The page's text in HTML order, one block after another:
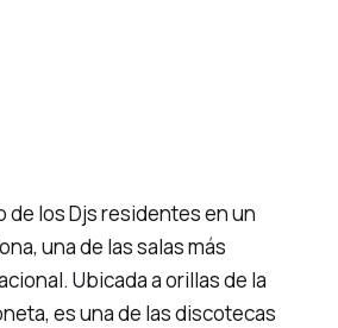
de los Djs residentes en un
una de las salas más
Ubicada a orillas de la
es una de las discotecas